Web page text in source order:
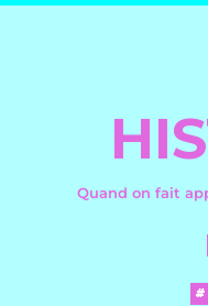
Quand on fait
#